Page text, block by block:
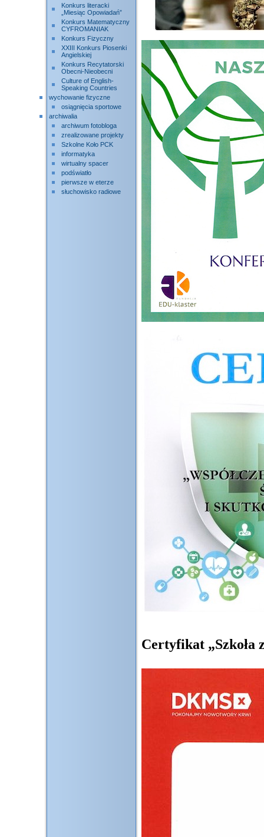
Certyfikat „Szkoła
Konkurs literacki
„Miesiąc Opowiadań”
Konkurs Matematyczny
CYFROMANIAK
Konkurs Fizyczny
XXIII Konkurs Piosenki
Angielskiej
Konkurs Recytatorski
Obecni-Nieobecni
Culture of English-
Speaking Countries
wychowanie fizyczne
osiągnięcia sportowe
archiwalia
archiwum fotobloga
zrealizowane projekty
Szkolne Koło PCK
informatyka
wirtualny spacer
podświatło
pierwsze w eterze
słuchowisko radiowe